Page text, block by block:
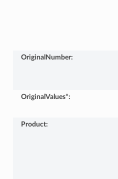
OriginalNumber:
OriginalValues*:
Product: